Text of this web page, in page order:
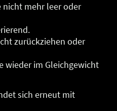
mehr leer oder
zurückziehen oder
wieder im Gleichgewicht
sich erneut mit